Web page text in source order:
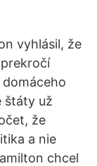
vyhlásil, že
štáty už
že
a nie
chcel